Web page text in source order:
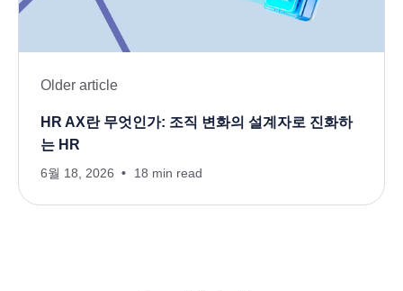
Older article
HR AX란 무엇인가: 조직 변화의 설계자로 진화하
는 HR
6월 18, 2026 18 min read